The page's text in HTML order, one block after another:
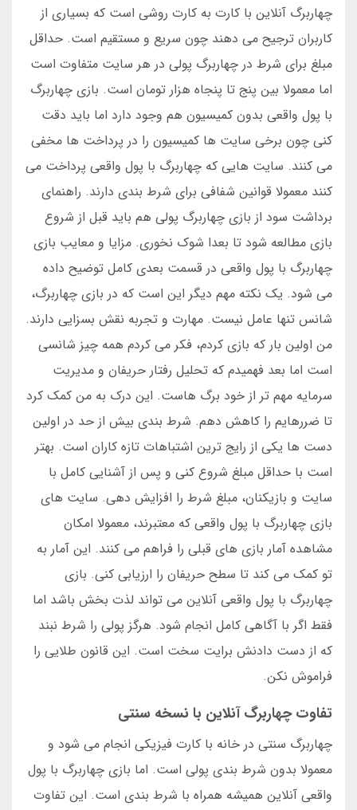
چهاربرگ آنلاین با کارت به کارت روشی است که بسیاری از
کاربران ترجیح می دهند چون سریع و مستقیم است. حداقل
مبلغ برای شرط در چهاربرگ پولی در هر سایت متفاوت است
اما معمولا بین پنج تا پنجاه هزار تومان است. بازی چهاربرگ
با پول واقعی بدون کمیسیون هم وجود دارد اما باید دقت
کنی چون برخی سایت ها کمیسیون را در پرداخت ها مخفی
می کنند. سایت هایی که چهاربرگ با پول واقعی پرداخت می
کنند معمولا قوانین شفافی برای شرط بندی دارند. راهنمای
برداشت سود از بازی چهاربرگ پولی هم باید قبل از شروع
بازی مطالعه شود تا بعدا شوک نخوری. مزایا و معایب بازی
چهاربرگ با پول واقعی در قسمت بعدی کامل توضیح داده
می شود. یک نکته مهم دیگر این است که در بازی چهاربرگ،
شانس تنها عامل نیست. مهارت و تجربه نقش بسزایی دارند.
من اولین بار که بازی کردم، فکر می کردم همه چیز شانسی
است اما بعد فهمیدم که تحلیل رفتار حریفان و مدیریت
سرمایه مهم تر از خود برگ هاست. این درک به من کمک کرد
تا ضررهایم را کاهش دهم. شرط بندی بیش از حد در اولین
دست ها یکی از رایج ترین اشتباهات تازه کاران است. بهتر
است با حداقل مبلغ شروع کنی و پس از آشنایی کامل با
سایت و بازیکنان، مبلغ شرط را افزایش دهی. سایت های
بازی چهاربرگ با پول واقعی که معتبرند، معمولا امکان
مشاهده آمار بازی های قبلی را فراهم می کنند. این آمار به
تو کمک می کند تا سطح حریفان را ارزیابی کنی. بازی
چهاربرگ با پول واقعی آنلاین می تواند لذت بخش باشد اما
فقط اگر با آگاهی کامل انجام شود. هرگز پولی را شرط نبند
که از دست دادنش برایت سخت است. این قانون طلایی را
فراموش نکن.
تفاوت چهاربرگ آنلاین با نسخه سنتی
چهاربرگ سنتی در خانه با کارت فیزیکی انجام می شود و
معمولا بدون شرط بندی پولی است. اما بازی چهاربرگ با پول
واقعی آنلاین همیشه همراه با شرط بندی است. این تفاوت